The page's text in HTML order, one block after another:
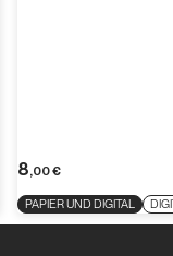
8,00€
PAPIER UND DIGITAL